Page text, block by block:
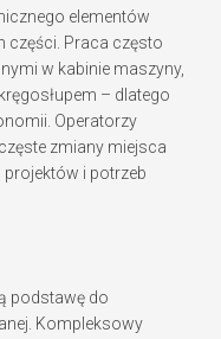
elementów
części. Praca często
w kabinie maszyny,
– dlatego
Operatorzy
zmiany miejsca
i potrzeb
podstawę do
Kompleksowy